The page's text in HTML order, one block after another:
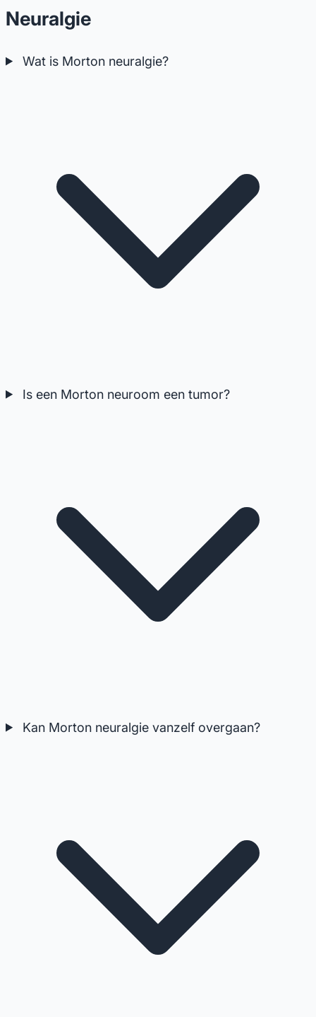
Neuralgie
Wat is Morton neuralgie?
Is een Morton neuroom een tumor?
Kan Morton neuralgie vanzelf overgaan?